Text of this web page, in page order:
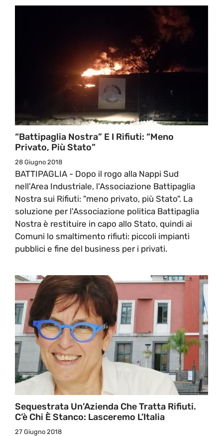
“Battipaglia Nostra” E I Rifiuti: “Meno
Privato, Più Stato”
28 Giugno 2018
BATTIPAGLIA - Dopo il rogo alla Nappi Sud
nell'Area Industriale, l'Associazione Battipaglia
Nostra sui Rifiuti: "meno privato, più Stato". La
soluzione per l'Associazione politica Battipaglia
Nostra è restituire in capo allo Stato, quindi ai
Comuni lo smaltimento rifiuti: piccoli impianti
pubblici e fine del business per i privati.
Sequestrata Un’Azienda Che Tratta Rifiuti.
C’è Chi È Stanco: Lasceremo L’Italia
27 Giugno 2018